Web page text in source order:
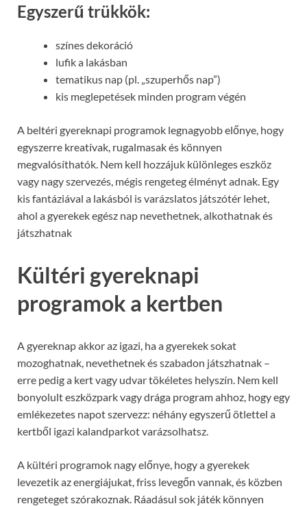
Egyszerű trükkök:
színes dekoráció
lufik a lakásban
tematikus nap (pl. „szuperhős nap”)
kis meglepetések minden program végén
A beltéri gyereknapi programok legnagyobb előnye, hogy
egyszerre kreatívak, rugalmasak és könnyen
megvalósíthatók. Nem kell hozzájuk különleges eszköz
vagy nagy szervezés, mégis rengeteg élményt adnak. Egy
kis fantáziával a lakásból is varázslatos játszótér lehet,
ahol a gyerekek egész nap nevethetnek, alkothatnak és
játszhatnak
Kültéri gyereknapi
programok a kertben
A gyereknap akkor az igazi, ha a gyerekek sokat
mozoghatnak, nevethetnek és szabadon játszhatnak –
erre pedig a kert vagy udvar tökéletes helyszín. Nem kell
bonyolult eszközpark vagy drága program ahhoz, hogy egy
emlékezetes napot szervezz: néhány egyszerű ötlettel a
kertből igazi kalandparkot varázsolhatsz.
A kültéri programok nagy előnye, hogy a gyerekek
levezetik az energiájukat, friss levegőn vannak, és közben
rengeteget szórakoznak. Ráadásul sok játék könnyen